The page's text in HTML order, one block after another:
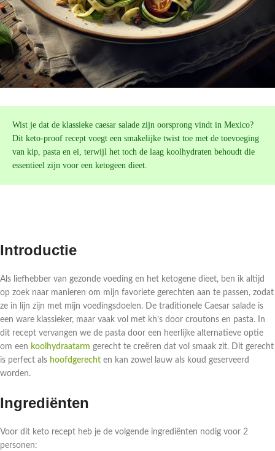
Wist je dat de klassieke caesar salade zijn oorsprong vindt in Mexico?
Dit keto-proof recept voegt een smakelijke twist toe met de toevoeging
van kip, pasta en ei, terwijl het toch de laag koolhydraten behoudt die
essentieel zijn voor een ketogeen dieet.
Introductie
Als liefhebber van gezonde voeding en het ketogene dieet, ben ik altijd
op zoek naar manieren om mijn favoriete gerechten aan te passen, zodat
ze in lijn zijn met mijn voedingsdoelen. De traditionele Caesar salade is
een ware klassieker, maar vaak vol met kh’s door croutons en pasta. In
dit recept vervangen we de pasta door een heerlijke alternatieve optie
om een koolhydraatarm gerecht te creëren dat vol smaak zit. Dit gerecht
is perfect als hoofdgerecht en kan zowel lauw als koud geserveerd
worden.
Ingrediënten
Voor dit keto recept heb je de volgende ingrediënten nodig voor 2
personen: